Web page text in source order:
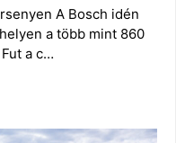
A Bosch idén
a több mint 860
a c…